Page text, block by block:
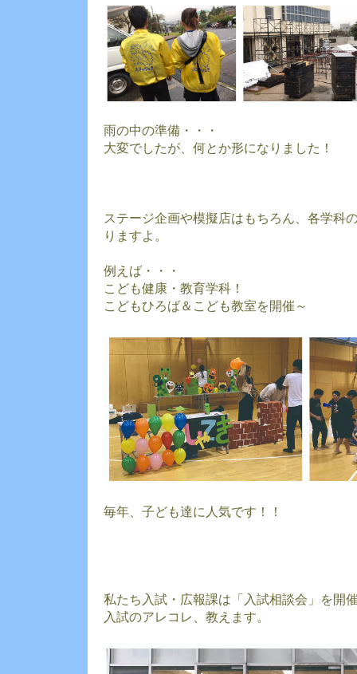
雨の中の準備・・・
大変でしたが、何とか形になりました！
ステージ企画や模擬店はもちろん、各学科
りますよ。
例えば・・・
こども健康・教育学科！
こどもひろば＆こども教室を開催～
毎年、子ども達に人気です！！
私たち入試・広報課は「入試相談会」を開
入試のアレコレ、教えます。